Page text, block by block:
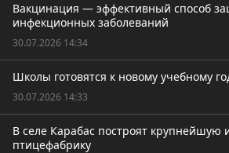
Вакцинация — эффективный способ
инфекционных заболеваний
30.07.2026 14:34
Школы готовятся к новому учебному
30.07.2026 14:33
В селе Карабас построят крупнейшую
птицефабрику